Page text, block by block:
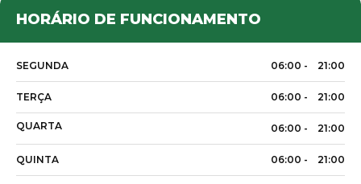
HORÁRIO DE FUNCIONAMENTO
SEGUNDA 06:00 - 21:00
TERÇA 06:00 - 21:00
QUARTA 06:00 - 21:00
QUINTA 06:00 - 21:00